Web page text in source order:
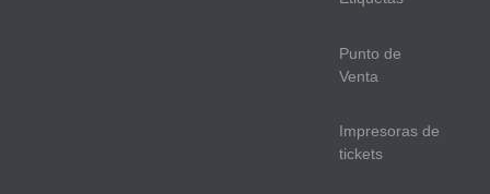
Punto de
Venta
Impresoras de
tickets